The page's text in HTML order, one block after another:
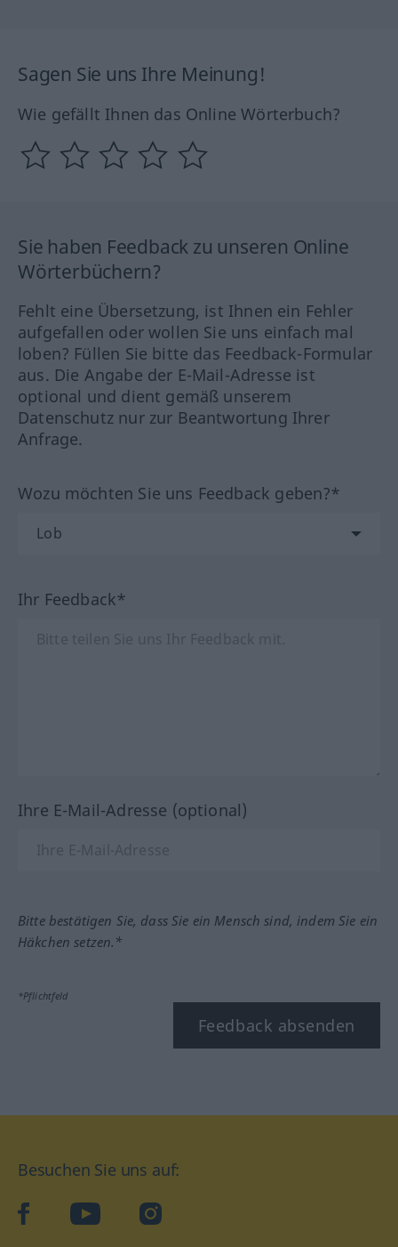
Sagen Sie uns Ihre Meinung!
Wie gefällt Ihnen das Online Wörterbuch?
Sie haben Feedback zu unseren Online
Wörterbüchern?
Fehlt eine Übersetzung, ist Ihnen ein Fehler
aufgefallen oder wollen Sie uns einfach mal
loben? Füllen Sie bitte das Feedback-Formular
aus. Die Angabe der E-Mail-Adresse ist
optional und dient gemäß unserem
Datenschutz nur zur Beantwortung Ihrer
Anfrage.
Wozu möchten Sie uns Feedback geben?*
Ihr Feedback*
Ihre E-Mail-Adresse (optional)
Bitte bestätigen Sie, dass Sie ein Mensch sind, indem Sie ein
Häkchen setzen.*
*Pflichtfeld
Feedback absenden
Besuchen Sie uns auf:
facebookYouTube Instagram